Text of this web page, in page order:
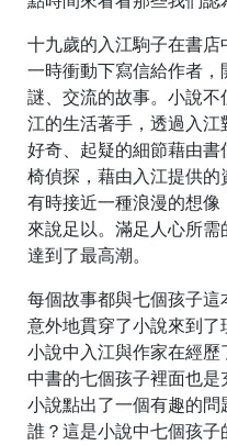
十九歲的入江駒子在書店
一時衝動下寫信給作者
謎、交流的故事。小說
江的生活著手，透過入
好奇、起疑的細節藉由
椅偵探，藉由入江提供
有時接近一種浪漫的想
來說足以。滿足人心所
達到了最高潮。
每個故事都與七個孩子
意外地貫穿了小說來到
小說中入江與作家在經
中書的七個孩子裡面也
小說點出了一個有趣的
誰？這是小說中七個孩